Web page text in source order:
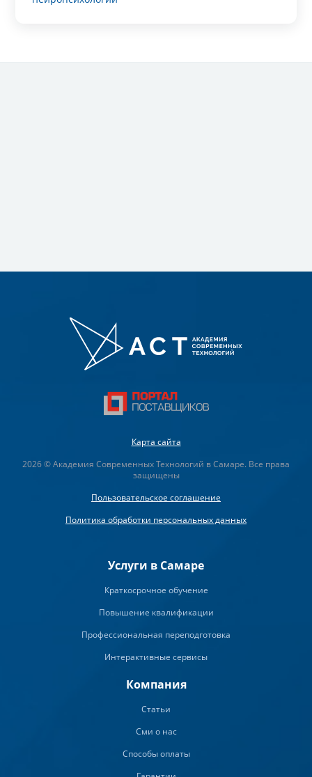
Карта сайта
2026 © Академия Современных Технологий в Самаре. Все права
защищены
Пользовательское соглашение
Политика обработки персональных данных
Услуги в Самаре
Краткосрочное обучение
Повышение квалификации
Профессиональная переподготовка
Интерактивные сервисы
Компания
Статьи
Сми о нас
Способы оплаты